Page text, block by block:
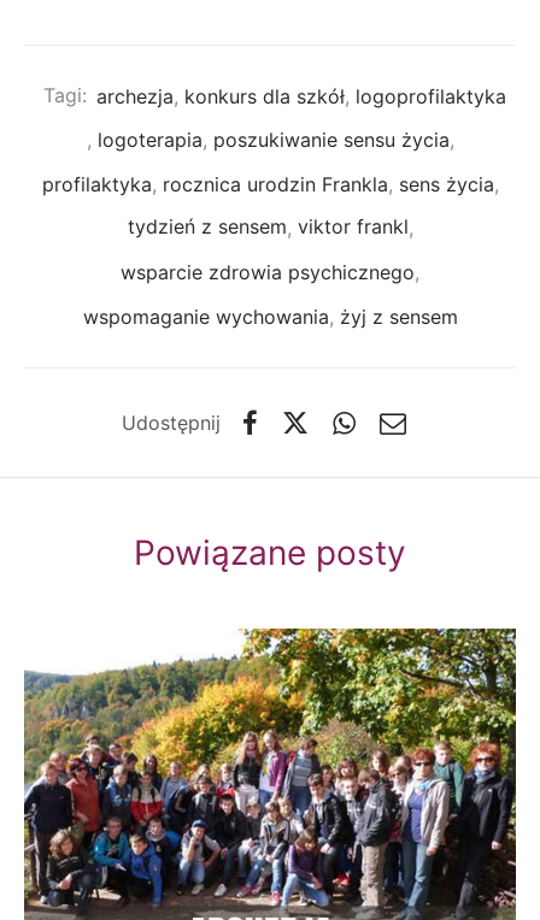
Tagi: archezja, konkurs dla szkół, logoprofilaktyka
, logoterapia, poszukiwanie sensu życia,
profilaktyka, rocznica urodzin Frankla, sens życia,
tydzień z sensem, viktor frankl,
wsparcie zdrowia psychicznego,
wspomaganie wychowania, żyj z sensem
Udostępnij
Powiązane posty